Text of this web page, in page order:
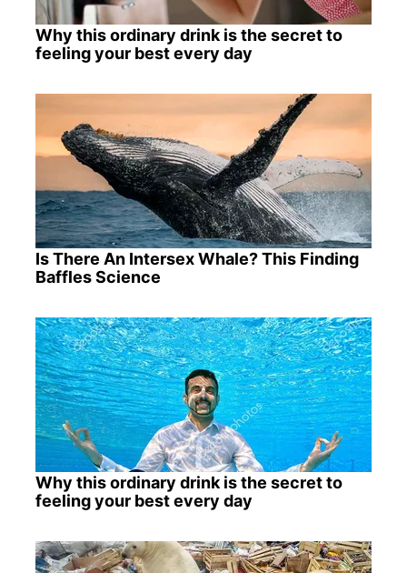
Why this ordinary drink is the secret to
feeling your best every day
Is There An Intersex Whale? This Finding
Baffles Science
Why this ordinary drink is the secret to
feeling your best every day